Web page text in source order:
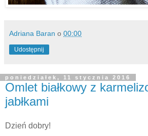
Adriana Baran o 00:00
Udostępnij
poniedziałek, 11 stycznia 2016
Omlet białkowy z
jabłkami
Dzień dobry!